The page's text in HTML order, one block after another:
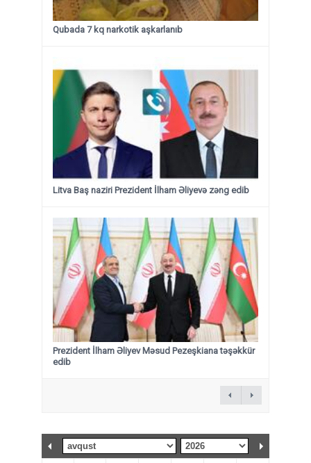
Qubada 7 kq narkotik aşkarlanıb
Litva Baş naziri Prezident İlham Əliyevə zəng edib
Prezident İlham Əliyev Məsud Pezeşkiana təşəkkür
edib